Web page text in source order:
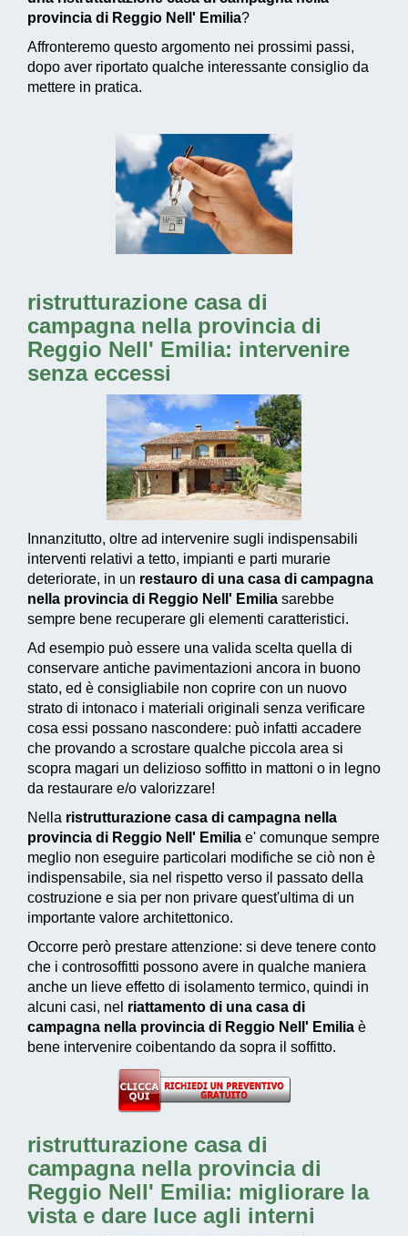
provincia di Reggio Nell' Emilia?
Affronteremo questo argomento nei prossimi passi,
dopo aver riportato qualche interessante consiglio da
mettere in pratica.
ristrutturazione casa di
campagna nella provincia di
Reggio Nell' Emilia: intervenire
senza eccessi
Innanzitutto, oltre ad intervenire sugli indispensabili
interventi relativi a tetto, impianti e parti murarie
deteriorate, in un restauro di una casa di campagna
nella provincia di Reggio Nell' Emilia sarebbe
sempre bene recuperare gli elementi caratteristici.
Ad esempio può essere una valida scelta quella di
conservare antiche pavimentazioni ancora in buono
stato, ed è consigliabile non coprire con un nuovo
strato di intonaco i materiali originali senza verificare
cosa essi possano nascondere: può infatti accadere
che provando a scrostare qualche piccola area si
scopra magari un delizioso soffitto in mattoni o in legno
da restaurare e/o valorizzare!
Nella ristrutturazione casa di campagna nella
provincia di Reggio Nell' Emilia e' comunque sempre
meglio non eseguire particolari modifiche se ciò non è
indispensabile, sia nel rispetto verso il passato della
costruzione e sia per non privare quest'ultima di un
importante valore architettonico.
Occorre però prestare attenzione: si deve tenere conto
che i controsoffitti possono avere in qualche maniera
anche un lieve effetto di isolamento termico, quindi in
alcuni casi, nel riattamento di una casa di
campagna nella provincia di Reggio Nell' Emilia è
bene intervenire coibentando da sopra il soffitto.
ristrutturazione casa di
campagna nella provincia di
Reggio Nell' Emilia: migliorare la
vista e dare luce agli interni